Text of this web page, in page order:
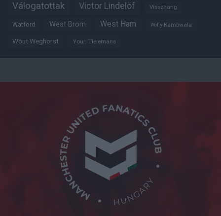
Válogatottak Victor Lindelöf Visszhang
Watford West Brom West Ham Willy Kambwala
Wout Weghorst Youri Tielemans